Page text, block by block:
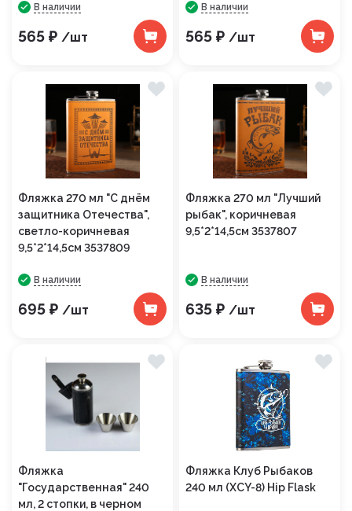
В наличии
565 ₽ /шт
В наличии
565 ₽ /шт
Фляжка 270 мл "С днём
защитника Отечества",
светло-коричневая
9,5*2*14,5см 3537809
В наличии
695 ₽ /шт
Фляжка 270 мл "Лучший
рыбак", коричневая
9,5*2*14,5см 3537807
В наличии
635 ₽ /шт
Фляжка
"Государственная" 240
мл, 2 стопки, в черном
Фляжка Клуб Рыбаков
240 мл (XCY-8) Hip Flask